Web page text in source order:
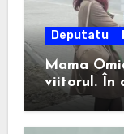
Deputatu
Mama
viitorul. În
de ani, un
la Consiliul